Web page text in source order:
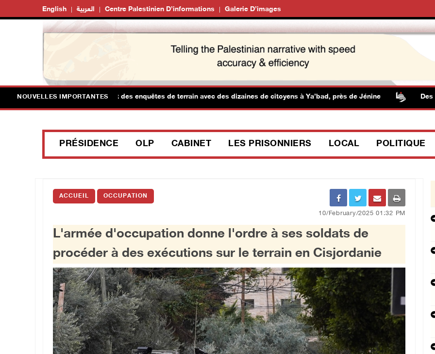
English العربية Centre Palestinien D’informations Galerie D’images
NOUVELLES IMPORTANTES
forces d’occupation mènent des enquêtes de terrain avec des dizaines de citoyens à Ya’bad, près de Jénine Des
PRÉSIDENCE OLP CABINET LES PRISONNIERS LOCAL POLITIQUE
ACCUEIL OCCUPATION
10/February/2025 01:32 PM
L'armée d'occupation donne l'ordre à ses soldats de
procéder à des exécutions sur le terrain en Cisjordanie